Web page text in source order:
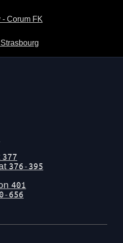
- Corum FK
377
376-395
401
656